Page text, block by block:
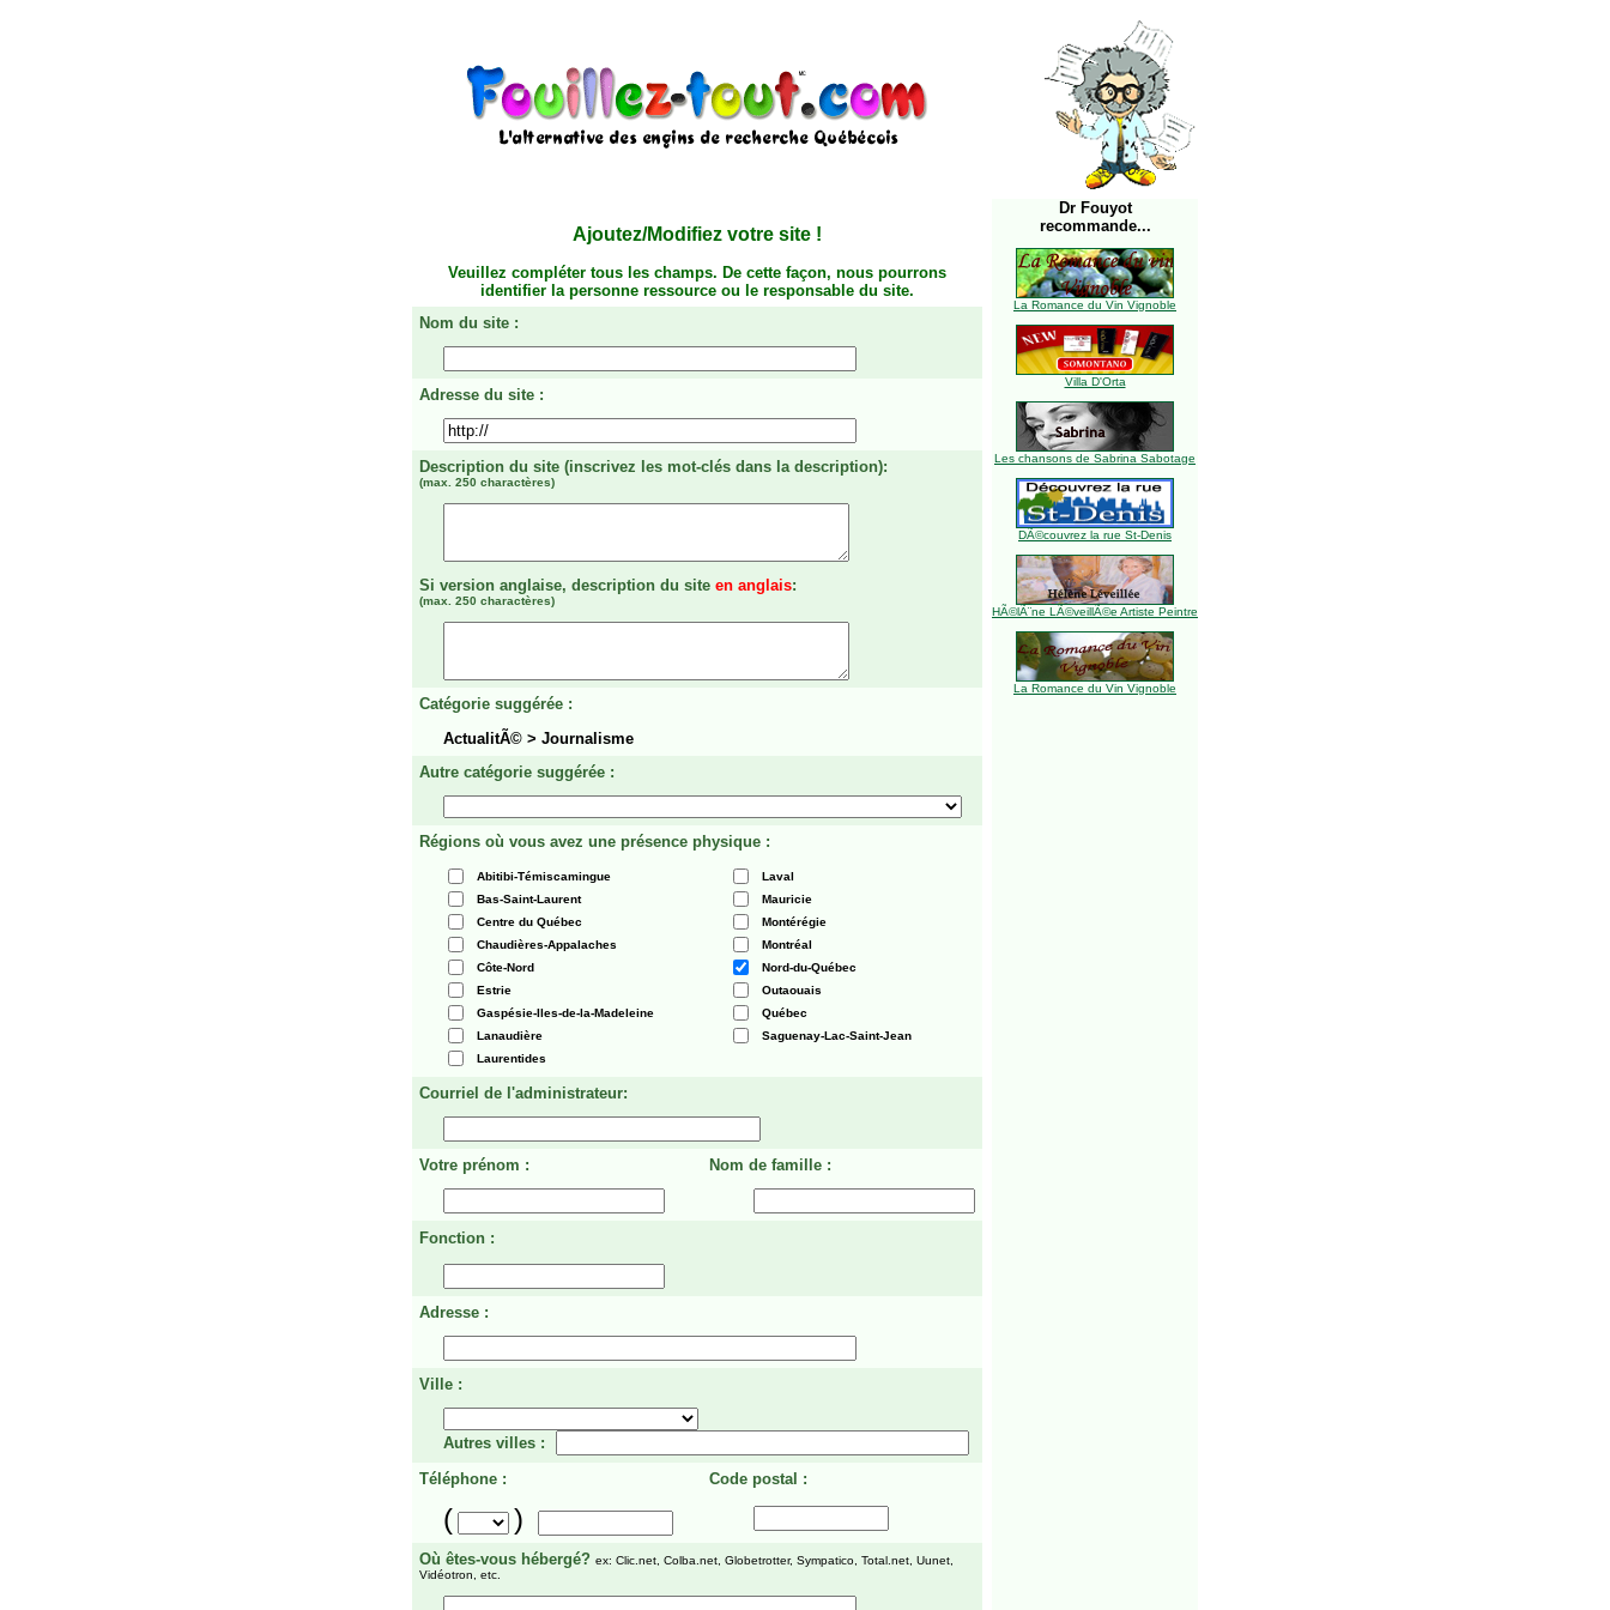
Ajoutez/Modifiez votre site !
Veuillez compléter tous les champs. De cette façon, nous pourrons
identifier la personne ressource ou le responsable du site.
Nom du site :
Adresse du site :
Description du site (inscrivez les mot-clés dans la description):
(max. 250 charactères)
Si version anglaise, description du site en anglais:
(max. 250 charactères)
Catégorie suggérée :
ActualitÃ© > Journalisme
Autre catégorie suggérée :
Régions où vous avez une présence physique :
Abitibi-Témiscamingue
Laval
Bas-Saint-Laurent
Mauricie
Centre du Québec
Montérégie
Chaudières-Appalaches
Montréal
Côte-Nord
Nord-du-Québec
Estrie
Outaouais
Gaspésie-Iles-de-la-Madeleine
Québec
Lanaudière
Saguenay-Lac-Saint-Jean
Laurentides
Courriel de l'administrateur:
Votre prénom : Nom de famille :
Fonction :
Adresse :
Ville :
Autres villes :
Téléphone :
Code postal :
( )
Où êtes-vous hébergé? ex: Clic.net, Colba.net, Globetrotter, Sympatico, Total.net, Uunet,
Vidéotron, etc.
Dr Fouyot
recommande...
La Romance du Vin Vignoble
Villa D'Orta
Les chansons de Sabrina Sabotage
DÃ©couvrez la rue St-Denis
HÃ©lÃ¨ne LÃ©veillÃ©e Artiste Peintre
La Romance du Vin Vignoble